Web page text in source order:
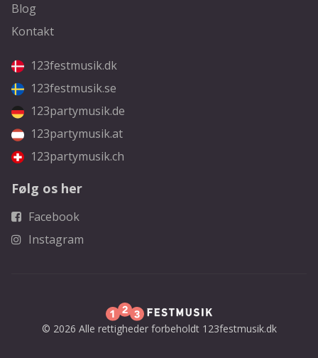
Blog
Kontakt
123festmusik.dk
123festmusik.se
123partymusik.de
123partymusik.at
123partymusik.ch
Følg os her
Facebook
Instagram
© 2026 Alle rettigheder forbeholdt 123festmusik.dk